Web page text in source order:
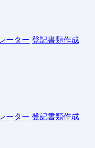
ーター 登記書類作成
ーター 登記書類作成